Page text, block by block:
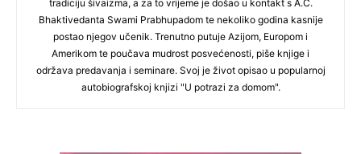
tradiciju šivaizma, a za to vrijeme je došao u kontakt s A.C.
Bhaktivedanta Swami Prabhupadom te nekoliko godina kasnije
postao njegov učenik. Trenutno putuje Azijom, Europom i
Amerikom te poučava mudrost posvećenosti, piše knjige i
održava predavanja i seminare. Svoj je život opisao u popularnoj
autobiografskoj knjizi "U potrazi za domom".